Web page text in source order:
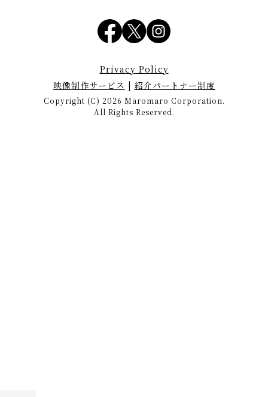
Privacy Policy
映像制作サービス | 紹介パートナー制度
Copyright (C) 2026 Maromaro Corporation.
All Rights Reserved.